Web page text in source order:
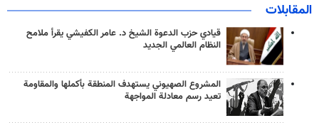
المقابلات
قيادي حزب الدعوة الشيخ د. عامر الكفيشي يقرأ ملامح
النظام العالمي الجديد
المشروع الصهيوني يستهدف المنطقة بأكملها والمقاومة
تعيد رسم معادلة المواجهة